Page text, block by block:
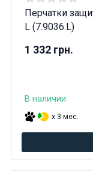
Перчатки
L (7.9036.L)
1 332 грн.
В наличии
x 3 мес.